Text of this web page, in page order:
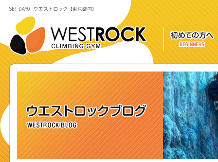
SET DAY0 - ウエストロック【東京都内】